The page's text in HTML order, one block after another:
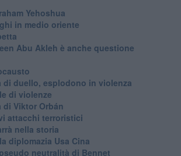
Yehoshua
in medio oriente
Abu Akleh è anche questione
di duello, esplodono in violenza
di violenze
di Viktor Orbán
attacchi terroristici
nella storia
diplomazia Usa Cina
neutralità di Bennet